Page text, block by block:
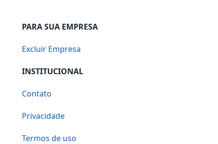
PARA SUA EMPRESA
Excluir Empresa
INSTITUCIONAL
Contato
Privacidade
Termos de uso